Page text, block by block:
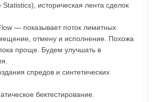
Statistics), историческая лента сделок
— показывает поток лимитных
отмену и исполнение. Похожа
проще. Будем улучшать в
спредов и синтетических
бектестирование.